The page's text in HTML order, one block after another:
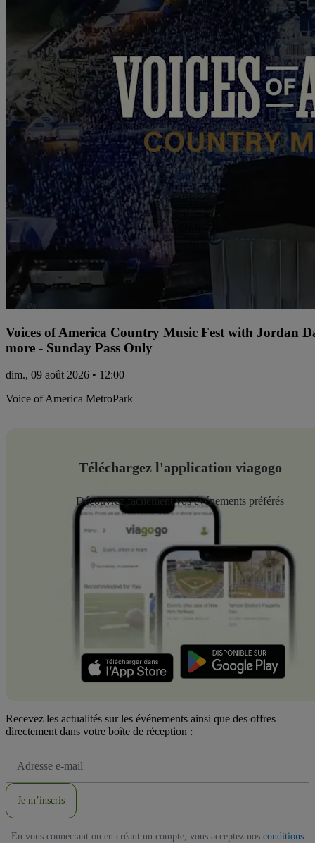
Voices of America Country Music Fest with Jordan
more - Sunday Pass Only
dim., 09 août 2026 • 12:00
Voice of America MetroPark
Téléchargez l'application viagogo
Découvrez facilement vos événements préférés
Recevez les actualités sur les événements ainsi que des offres
directement dans votre boîte de réception :
e-
Je m’inscris
En vous connectant ou en créant un compte, vous acceptez nos conditions